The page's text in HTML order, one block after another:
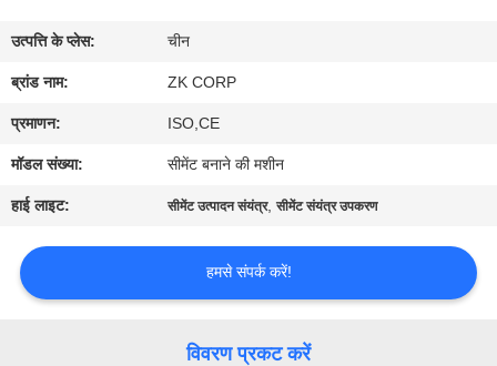
कारखाना
भ्रमण
गुणवत्ता
संपर्क
उत्पत्ति के प्लेस: चीन
ब्रांड नाम: ZK CORP
प्रमाणन: ISO,CE
मॉडल संख्या: सीमेंट बनाने की मशीन
हाई लाइट: सीमेंट उत्पादन संयंत्र,सीमेंट संयंत्र उपकरण
हमसे संपर्क करें!
विवरण प्रकट करें